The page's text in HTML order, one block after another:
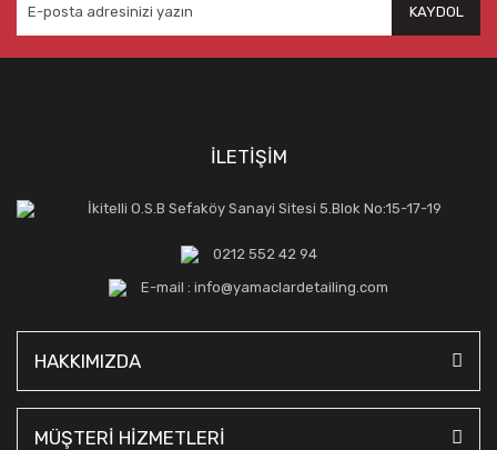
KAYDOL
İLETİŞİM
İkitelli O.S.B Sefaköy Sanayi Sitesi 5.Blok No:15-17-19
0212 552 42 94
E-mail : info@yamaclardetailing.com
HAKKIMIZDA
MÜŞTERİ HİZMETLERİ